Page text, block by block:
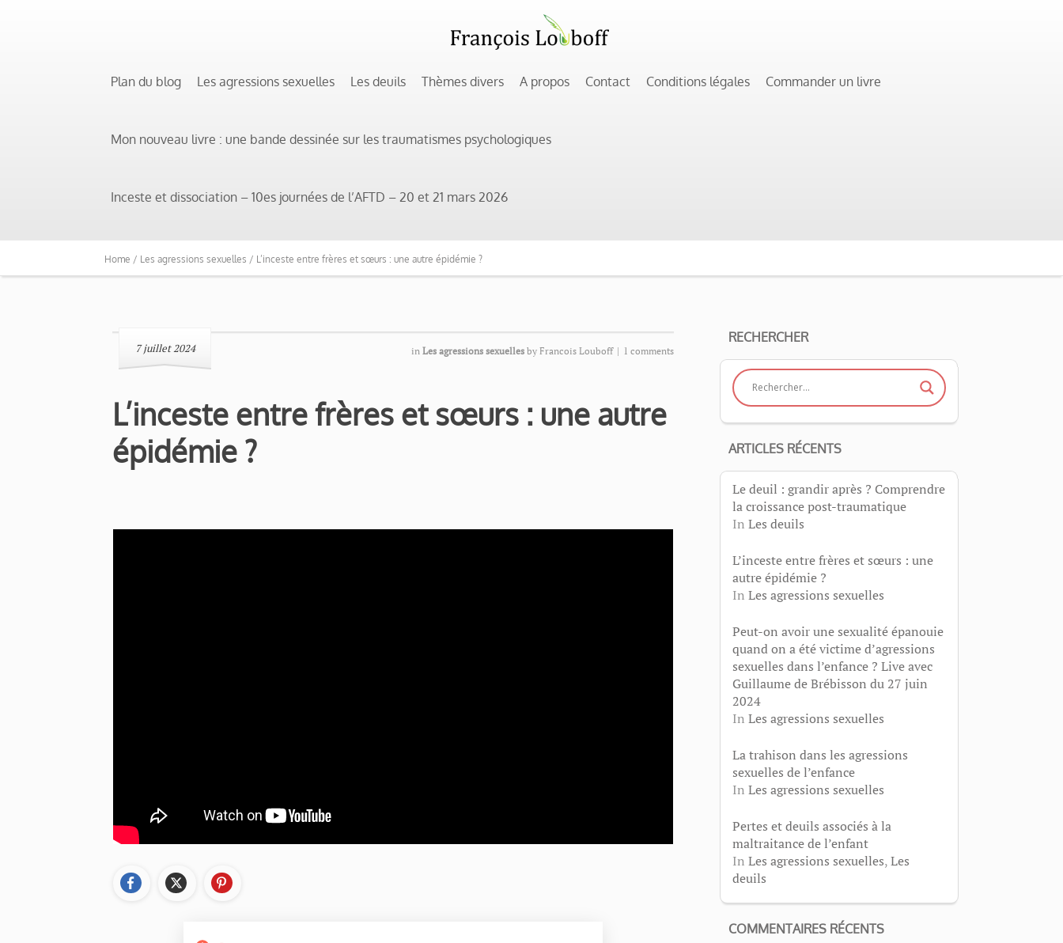
Plan du blog Les agressions sexuelles Les deuils Thèmes divers A propos Contact Conditions légales Commander un livre
Mon nouveau livre : une bande dessinée sur les traumatismes psychologiques
Inceste et dissociation – 10es journées de l’AFTD – 20 et 21 mars 2026
Home / Les agressions sexuelles / L’inceste entre frères et sœurs : une autre épidémie ?
7 juillet 2024 in Les agressions sexuelles by Francois Louboff | 1 comments
L’inceste entre frères et sœurs : une autre
épidémie ?
RECHERCHER
ARTICLES RÉCENTS
Le deuil : grandir après ? Comprendre
la croissance post-traumatique
In Les deuils
L’inceste entre frères et sœurs : une
autre épidémie ?
In Les agressions sexuelles
Peut-on avoir une sexualité épanouie
quand on a été victime d’agressions
sexuelles dans l’enfance ? Live avec
Guillaume de Brébisson du 27 juin
2024
In Les agressions sexuelles
La trahison dans les agressions
sexuelles de l’enfance
In Les agressions sexuelles
Pertes et deuils associés à la
maltraitance de l’enfant
In Les agressions sexuelles,Les
deuils
COMMENTAIRES RÉCENTS